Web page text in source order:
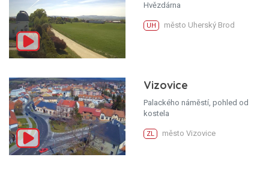
Hvězdárna
UH město Uherský Brod
Vizovice
Palackého náměstí, pohled od
kostela
ZL město Vizovice